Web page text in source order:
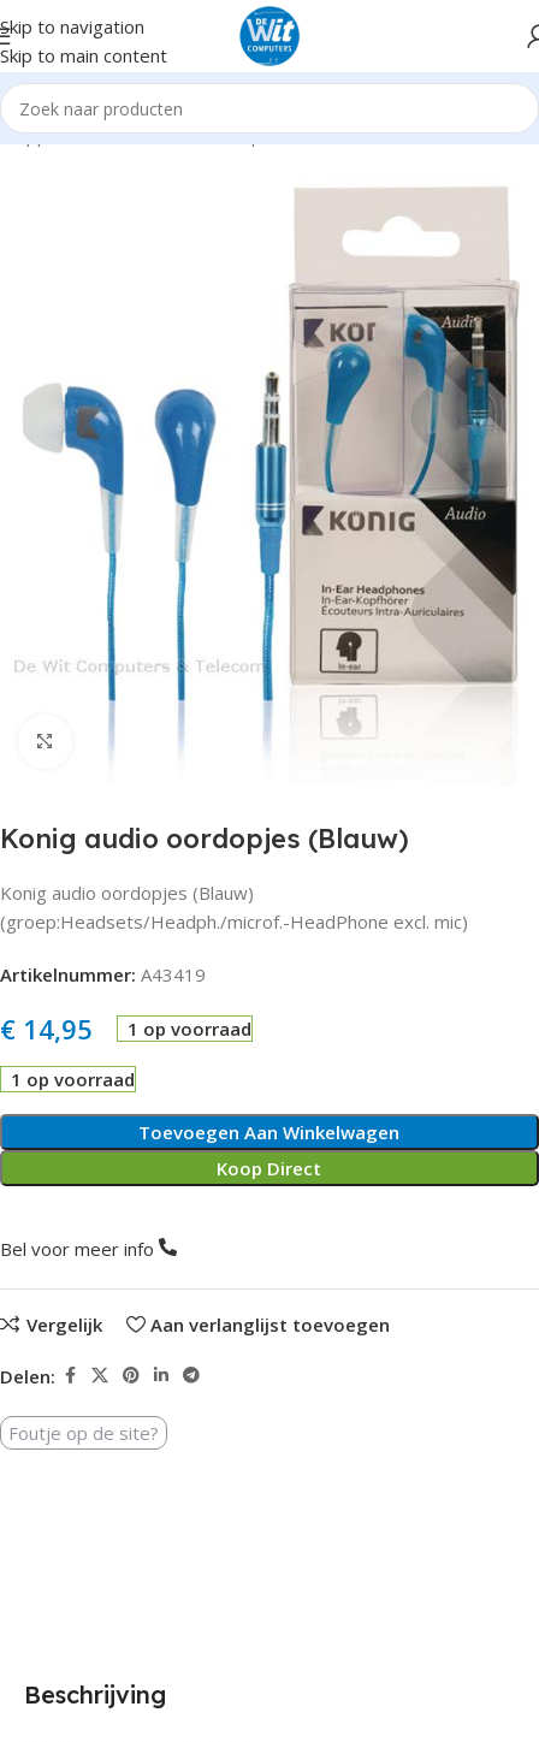
Skip to navigation
Skip to main content
Headsets/Headph./microf. HeadPhone excl. mic
Konig audio oordopjes (Blauw)
Konig audio oordopjes (Blauw)
(groep:Headsets/Headph./microf.-HeadPhone excl. mic)
Artikelnummer: A43419
€ 14,95 1 op voorraad
1 op voorraad
Toevoegen Aan Winkelwagen
Koop Direct
Bel voor meer info
Vergelijk Aan verlanglijst toevoegen
Delen:
Foutje op de site?
Beschrijving